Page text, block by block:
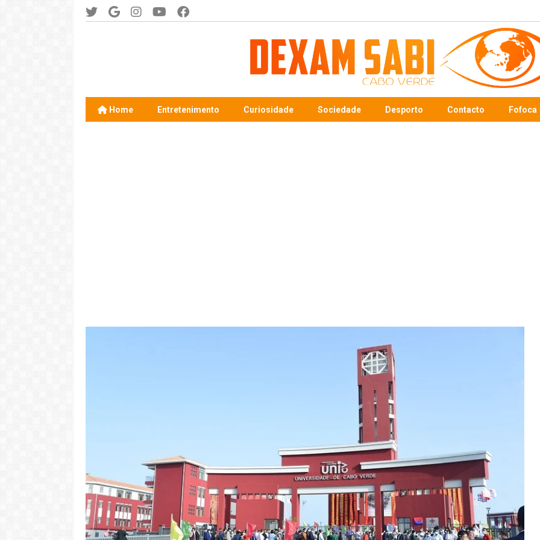
Home Entretenimento Curiosidade Sociedade Desporto Contacto Fofoca
"Com 16 anos fui para cama
com o Presidente "
Video: Caboverdiana konta
motivo ki fazel larga
Portugal pa volta pa Cabo
Verde
LER MAIS